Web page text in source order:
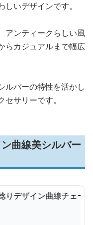
いデザインです。
アンティークらしい風
らカジュアルまで幅広
ルバーの特性を活かし
サリーです。
曲線美シルバー